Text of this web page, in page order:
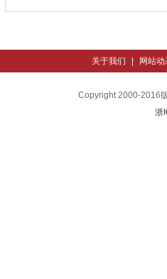
真伪！
关于我们 网站动
Copyright 2000-2016
浙